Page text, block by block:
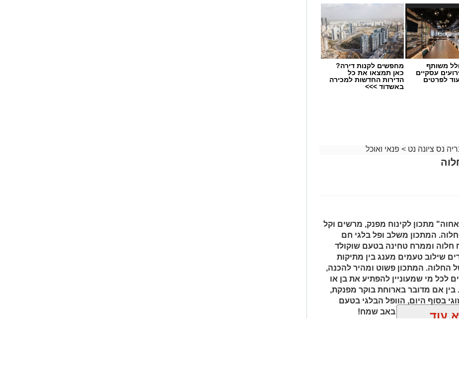
משותף
עסקיים
לפרטים
מחפשים לקנות דירה?
כאן תמצאו את כל
הדירות החדשות למכירה
באשדוד >>>
נס ציונה נט > פנאי ואוכל
מתכון לקינוח מפנק, מרשים וקל
המתכון משלב ופל בלגי חם
חלוה וממרח טחינה בטעם שוקולד
שילוב טעמים מענג בין מתיקות
החלוה. המתכון פשוט ומהיר להכנה,
עוד